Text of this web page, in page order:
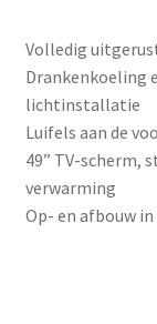
Volledig
Drankenkoeling
lichtinstallatie
Luifels aan de
49” TV-scherm,
verwarming
Op- en afbouw in